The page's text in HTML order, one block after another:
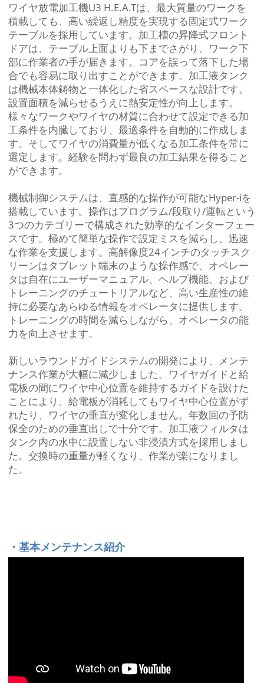
ワイヤ放電加工機U3 H.E.A.Tは、最大質量のワークを
積載しても、高い繰返し精度を実現する固定式ワーク
テーブルを採用しています。加工槽の昇降式フロント
ドアは、テーブル上面よりも下までさがり、ワーク下
部に作業者の手が届きます。コアを誤って落下した場
合でも容易に取り出すことができます。加工液タンク
は機械本体鋳物と一体化した省スペースな設計です。
設置面積を減らせるうえに熱安定性が向上します。
様々なワークやワイヤの材質に合わせて設定できる加
工条件を内臓しており、最適条件を自動的に作成しま
す。そしてワイヤの消費量が低くなる加工条件を常に
選定します。経験を問わず最良の加工結果を得ること
ができます。
機械制御システムは、直感的な操作が可能なHyper-iを
搭載しています。操作はプログラム/段取り/運転という
3つのカテゴリーで構成された効率的なインターフェー
スです。極めて簡単な操作で設定ミスを減らし、迅速
な作業を支援します。高解像度24インチのタッチスク
リーンはタブレット端末のような操作感で、オペレー
タは自在にユーザーマニュアル、ヘルプ機能、および
トレーニングのチュートリアルなど、高い生産性の維
持に必要なあらゆる情報をオペレータに提供します。
トレーニングの時間を減らしながら、オペレータの能
力を向上させます。
新しいラウンドガイドシステムの開発により、メンテ
ナンス作業が大幅に減少しました。ワイヤガイドと給
電板の間にワイヤ中心位置を維持するガイドを設けた
ことにより、給電板が消耗してもワイヤ中心位置がず
れたり、ワイヤの垂直が変化しません。年数回の予防
保全のための垂直出しで十分です。加工液フィルタは
タンク内の水中に設置しない非浸漬方式を採用しまし
た。交換時の重量が軽くなり、作業が楽になりまし
た。
・ 基本メンテナンス紹介